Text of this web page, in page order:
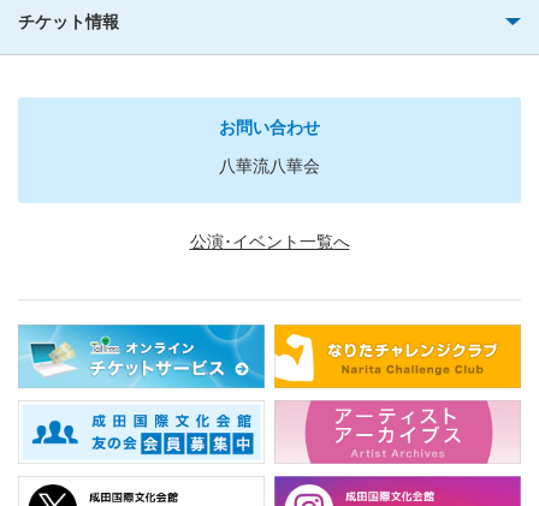
チケット情報
お問い合わせ
八華流八華会
公演･イベント一覧へ